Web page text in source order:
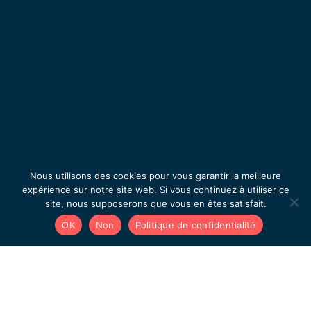
Nous utilisons des cookies pour vous garantir la meilleure
expérience sur notre site web. Si vous continuez à utiliser ce
site, nous supposerons que vous en êtes satisfait.
OK
Non Politique de confidentialité